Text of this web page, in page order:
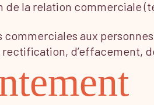
la relation
aux
d’effacement,